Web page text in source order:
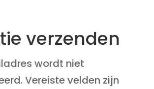
verzenden
wordt niet
Vereiste velden zijn